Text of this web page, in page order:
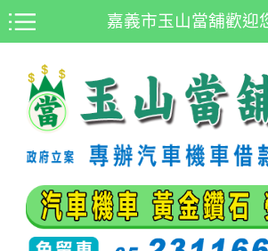
嘉義市玉山當舖歡迎